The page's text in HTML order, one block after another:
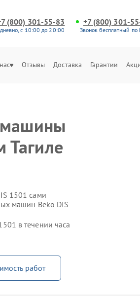
(800) 301-55-83
с 10:00 до 20:00
+7 (800) 301-
Звонок бесплатный
Отзывы Доставка Гарантии
машины
Тагиле
1501 сами
машин Beko DIS
в течении часа
работ